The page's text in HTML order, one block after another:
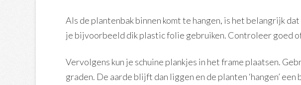
Als de plantenbak binnen komt te hangen, is het belangrijk
je bijvoorbeeld dik plastic folie gebruiken. Controleer goed
Vervolgens kun je schuine plankjes in het frame plaatsen.
graden. De aarde blijft dan liggen en de planten ‘hangen’